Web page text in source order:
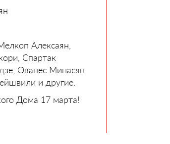
Алексаян,
Спартак
Ованес Минасян,
и другие.
Дома 17 марта!